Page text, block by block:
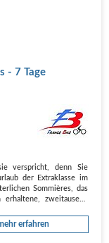
- 7 Tage
verspricht, denn Sie
der Extraklasse im
Sommières, das
zweitausend
erfahren